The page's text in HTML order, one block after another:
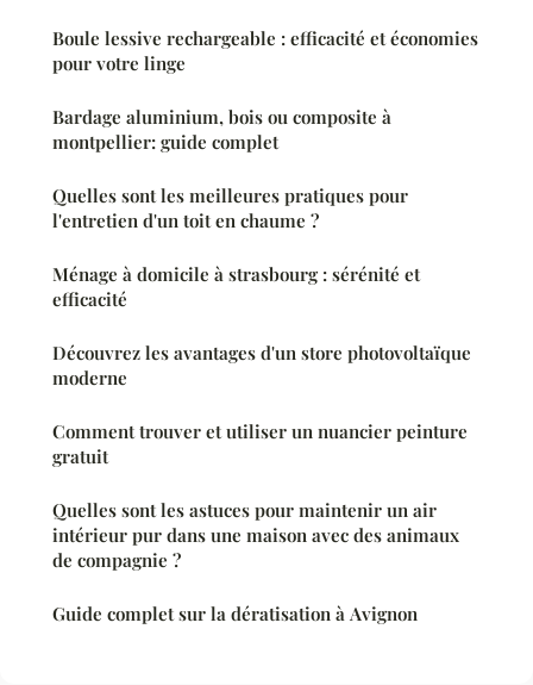
Boule lessive rechargeable : efficacité et économies
pour votre linge
Bardage aluminium, bois ou composite à
montpellier: guide complet
Quelles sont les meilleures pratiques pour
l'entretien d'un toit en chaume ?
Ménage à domicile à strasbourg : sérénité et
efficacité
Découvrez les avantages d'un store photovoltaïque
moderne
Comment trouver et utiliser un nuancier peinture
gratuit
Quelles sont les astuces pour maintenir un air
intérieur pur dans une maison avec des animaux
de compagnie ?
Guide complet sur la dératisation à Avignon